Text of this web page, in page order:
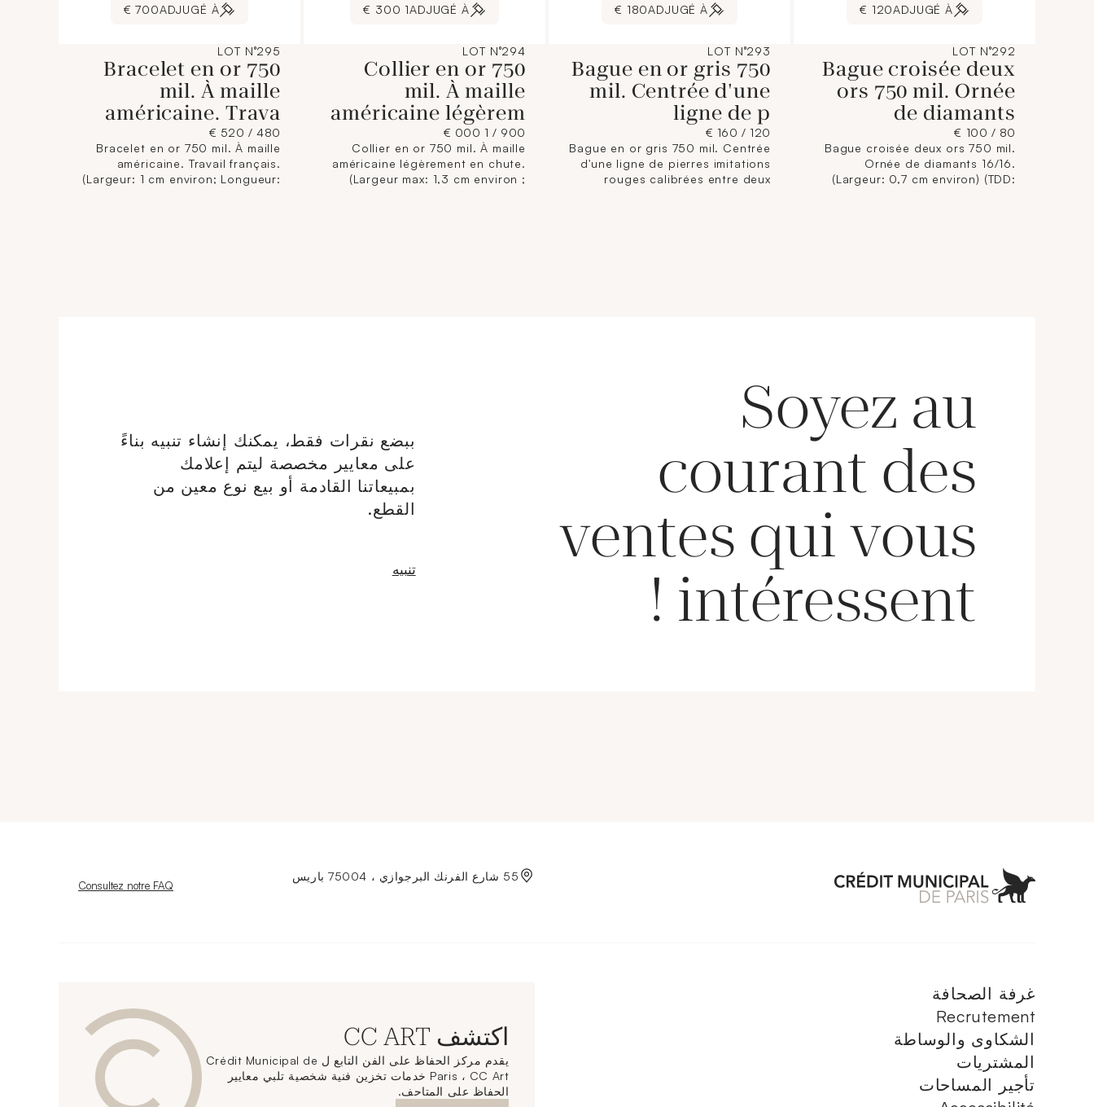
ADJUGÉ À
120 €
LOT N°292
Bague croisée deux
ors 750 mil. Ornée
de diamants
80 / 100 €
Bague croisée deux ors 750 mil.
Ornée de diamants 16/16.
(Largeur: 0,7 cm environ) (TDD:
ADJUGÉ À
180 €
LOT N°293
Bague en or gris 750
mil. Centrée d'une
ligne de p
120 / 160 €
Bague en or gris 750 mil. Centrée
d'une ligne de pierres imitations
rouges calibrées entre deux
ADJUGÉ À
1 300 €
LOT N°294
Collier en or 750
mil. À maille
américaine légèrem
900 / 1 000 €
Collier en or 750 mil. À maille
américaine légèrement en chute.
(Largeur max: 1,3 cm environ ;
ADJUGÉ À
700 €
LOT N°295
Bracelet en or 750
mil. À maille
américaine. Trava
480 / 520 €
Bracelet en or 750 mil. À maille
américaine. Travail français.
(Largeur: 1 cm environ; Longueur:
Soyez au
courant des
ventes qui vous
intéressent !
ببضع نقرات فقط، يمكنك إنشاء تنبيه بناءً
على معايير مخصصة ليتم إعلامك
بمبيعاتنا القادمة أو بيع نوع معين من
القطع.
نافذة جديدةإنشاء
تنبيه
Aller à l'accueil de Crédit Municipal de Paris 55 شارع الفرنك البرجوازي ، 75004 باريس
Nouvelle fenêtre
Consultez notre FAQ
غرفة الصحافة
Recrutement
الشكاوى والوساطة
المشتريات
تأجير المساحات
اكتشف CC ART
يقدم مركز الحفاظ على الفن التابع ل Crédit Municipal de
Paris ، CC Art خدمات تخزين فنية شخصية تلبي معايير
الحفاظ على المتاحف.